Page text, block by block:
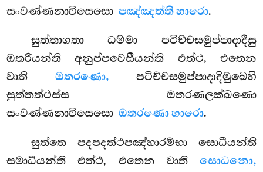
සංවණ්ණනාවිසෙසොපඤ්ඤත්ති හාරො.
සුත්තාගතා ධම්මා පටිච්චසමුප්පාදාදීසු
ඔතරීයන්ති අනුප්පවෙසීයන්ති එත්ථ, එතෙන
වාති ඔතරණො, පටිච්චසමුප්පාදාදිමුඛෙහි
සුත්තත්ථස්ස ඔතරණලක්ඛණො
සංවණ්ණනාවිසෙසොඔතරණො හාරො.
සුත්තෙ පදපදත්ථපඤ්හාරම්භා සොධීයන්ති
සමාධීයන්ති එත්ථ, එතෙන වාති සොධනො,